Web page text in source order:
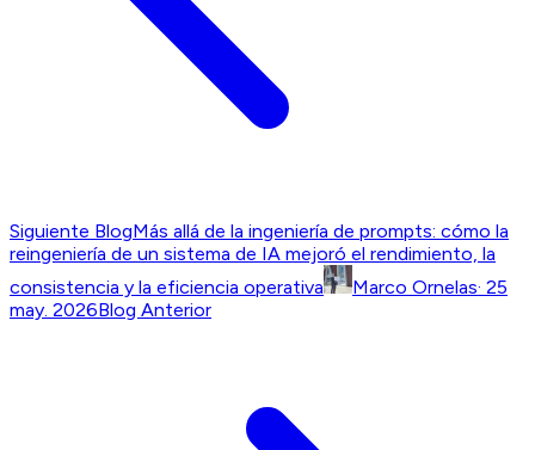
Siguiente BlogMás allá de la ingeniería de prompts: cómo la
reingeniería de un sistema de IA mejoró el rendimiento, la
consistencia y la eficiencia operativa
Marco Ornelas· 25
may. 2026Blog Anterior